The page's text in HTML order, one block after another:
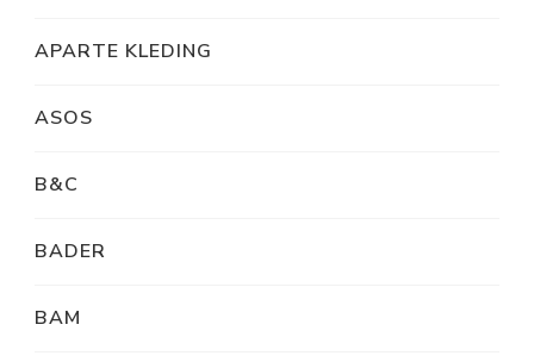
APARTE KLEDING
ASOS
B&C
BADER
BAM